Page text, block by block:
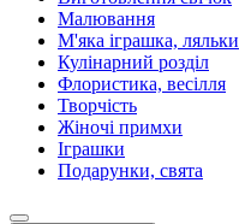
Малювання
М'яка іграшка, ляльки
Кулінарний розділ
Флористика, весілля
Творчість
Жіночі примхи
Іграшки
Подарунки, свята